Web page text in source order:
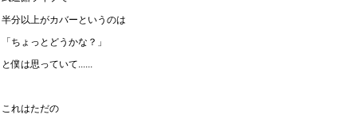
半分以上がカバーというのは
「ちょっとどうかな？」
と僕は思っていて......
これはただの